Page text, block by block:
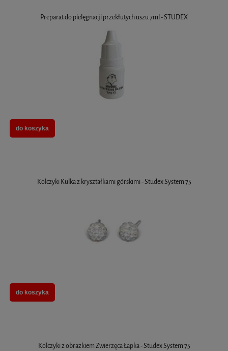
Preparat do pielęgnacji przekłutych uszu 7ml - STUDEX
do koszyka
Kolczyki Kulka z kryształkami górskimi - Studex System 75
do koszyka
Kolczyki z obrazkiem Zwierzęca Łapka - Studex System 75